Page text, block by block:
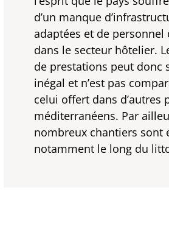
d’un manque
adaptées et de personnel
dans le secteur hôtelier.
de prestations peut donc
inégal et n’est pas
celui offert dans d’autres
méditerranéens. Par
nombreux chantiers sont
notamment le long du